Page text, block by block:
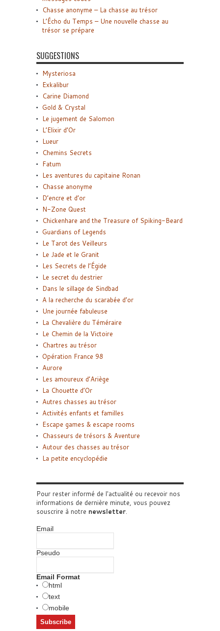
Chasse anonyme – La chasse au trésor
L’Écho du Temps – Une nouvelle chasse au
trésor se prépare
SUGGESTIONS
Mysteriosa
Exkalibur
Carine Diamond
Gold & Crystal
Le jugement de Salomon
L’Elixir d’Or
Lueur
Chemins Secrets
Fatum
Les aventures du capitaine Ronan
Chasse anonyme
D’encre et d’or
N-Zone Quest
Chickenhare and the Treasure of Spiking-Beard
Guardians of Legends
Le Tarot des Veilleurs
Le Jade et le Granit
Les Secrets de l’Égide
Le secret du destrier
Dans le sillage de Sindbad
A la recherche du scarabée d’or
Une journée fabuleuse
La Chevalière du Téméraire
Le Chemin de la Victoire
Chartres au trésor
Opération France 98
Aurore
Les amoureux d’Ariège
La Chouette d’Or
Autres chasses au trésor
Activités enfants et familles
Escape games & escape rooms
Chasseurs de trésors & Aventure
Autour des chasses au trésor
La petite encyclopédie
Pour rester informé de l'actualité ou recevoir nos
informations de dernière minute, vous pouvez
souscrire à notre newsletter.
Email
Pseudo
Email Format
html
text
mobile